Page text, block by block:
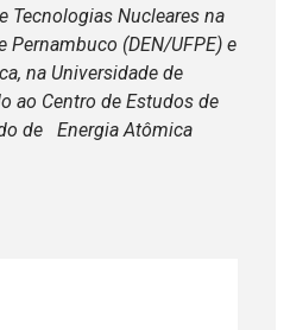
Tecnologias Nucleares na
Pernambuco (DEN/UFPE) e
na Universidade de
ao Centro de Estudos de
de Energia Atômica